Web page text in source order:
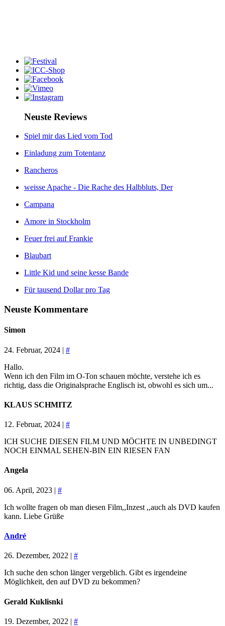
Neuste Reviews
Spiel mir das Lied vom Tod
Einladung zum Totentanz
Rancheros
weisse Apache - Die Rache des Halbbluts, Der
Campana
Amore in Stockholm
Feuer frei auf Frankie
Blaubart
Little Kid und seine kesse Bande
Für tausend Dollar pro Tag
Neuste Kommentare
Simon
24. Februar, 2024 | #
Hallo.
Wenn ich den Film im O-Ton schauen möchte, verstehe ich es
richtig, dass die Originalsprache Englisch ist, obwohl es sich um...
KLAUS SCHMITZ
12. Februar, 2024 | #
ICH SUCHE DIESEN FILM UND MÖCHTE IN UNBEDINGT
NOCH EINMAL SEHEN-BIN EIN RIESEN FAN
Angela
06. April, 2023 | #
Ich wollte fragen ob man diesen Film,,Inzest ,,auch als DVD kaufen
kann. Liebe Grüße
André
26. Dezember, 2022 | #
Ich suche den schon länger vergeblich. Gibt es irgendeine
Möglichkeit, den auf DVD zu bekommen?
Gerald Kuklisnki
19. Dezember, 2022 | #